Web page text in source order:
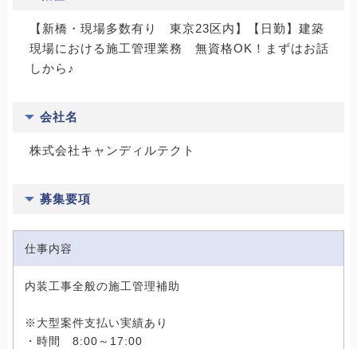
【新橋・現場多数有り 東京23区内】【日勤】建築
現場における施工管理業務 無資格OK！まずはお話
しから♪
会社名
株式会社キャンディルテクト
募集要項
仕事内容
内装工事全般の施工管理補助
※大型案件支払い実績あり
・時間 8:00～17:00